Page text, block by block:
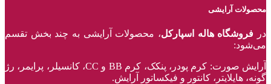
محصولات آرایشی
در فروشگاه هاله اسپارکل، محصولات آرایشی به چند بخش تقسم
می‌شود:
آرایش صورت: کرم پودر، پنکک، کرم BB و CC، کانسیلر، پرایمر، رژ‌
گونه، هایلایتر، کانتور و فیکساتور آرایش.